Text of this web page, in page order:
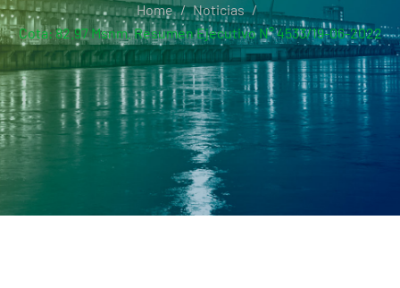
Home
Noticias
Cota: 82.97 Msnm. Resumen Ejecutivo N° 4533/19-06-2022